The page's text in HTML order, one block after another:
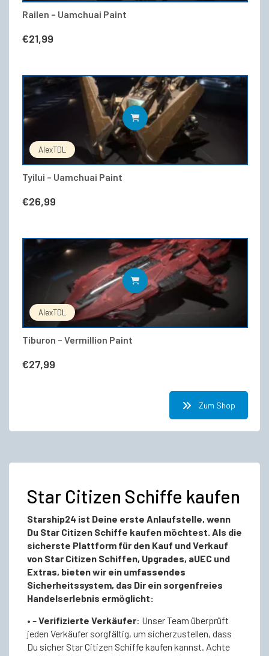
Railen – Uamchuai Paint
€21,99
AlexTDL
Tyilui – Uamchuai Paint
€26,99
IN DEN WARENKORB
AlexTDL
Tiburon – Vermillion Paint
€27,99
IN DEN WARENKORB
Zum Shop
Star Citizen Schiffe kaufen
Starship24 ist Deine erste Anlaufstelle, wenn
Du Star Citizen Schiffe kaufen möchtest. Als die
sicherste Plattform für den Kauf und Verkauf
von Star Citizen Schiffen, Upgrades, aUEC und
Extras, bieten wir ein umfassendes
Sicherheitssystem, das Dir ein sorgenfreies
Handelserlebnis ermöglicht:
• –Verifizierte Verkäufer: Unser Team überprüft
jeden Verkäufer sorgfältig, um sicherzustellen, dass
Du sicher Star Citizen Schiffe kaufen kannst. Achte